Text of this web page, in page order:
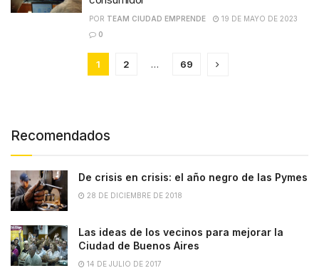
POR TEAM CIUDAD EMPRENDE
19 DE MAYO DE 2023
0
1 2 … 69
Recomendados
De crisis en crisis: el año negro de las Pymes
28 DE DICIEMBRE DE 2018
Las ideas de los vecinos para mejorar la
Ciudad de Buenos Aires
14 DE JULIO DE 2017